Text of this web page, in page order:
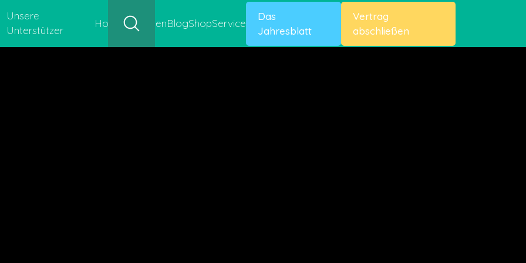
Unsere
Unterstützer
HofgeschichtenBlogShopService
Das
Jahresblatt
Vertrag
abschließen